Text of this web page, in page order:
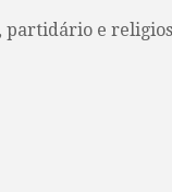
partidário e